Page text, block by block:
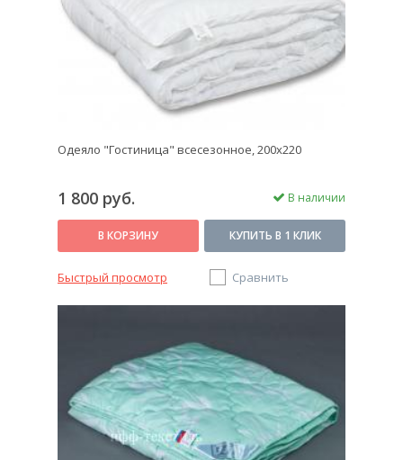
Одеяло "Гостиница" всесезонное, 200х220
1 800 руб. В наличии
В КОРЗИНУ КУПИТЬ В 1 КЛИК
Быстрый просмотр Сравнить